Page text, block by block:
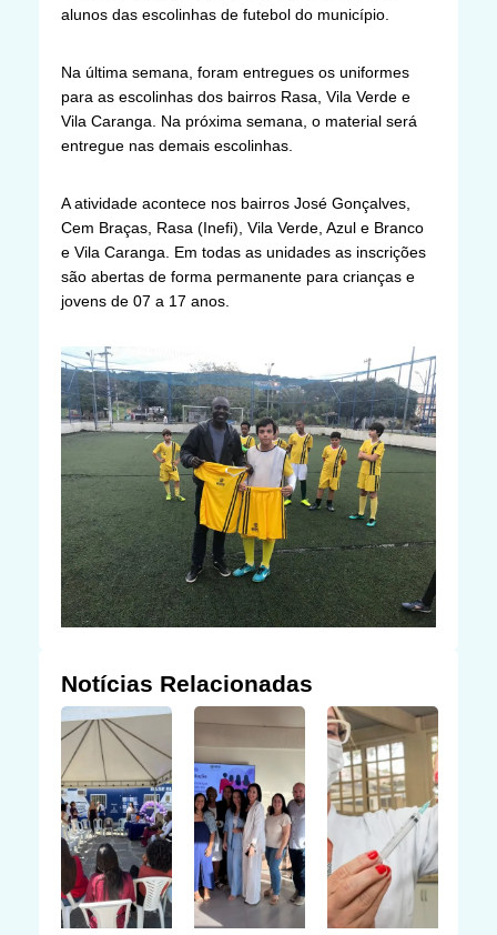
alunos das escolinhas de futebol do município.
Na última semana, foram entregues os uniformes
para as escolinhas dos bairros Rasa, Vila Verde e
Vila Caranga. Na próxima semana, o material será
entregue nas demais escolinhas.
A atividade acontece nos bairros José Gonçalves,
Cem Braças, Rasa (Inefi), Vila Verde, Azul e Branco
e Vila Caranga. Em todas as unidades as inscrições
são abertas de forma permanente para crianças e
jovens de 07 a 17 anos.
Notícias Relacionadas